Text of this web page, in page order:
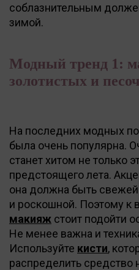
соблазнительным
зимой.
Модный тренд 1:
золотистых и
На последних модных
была очень популярна.
станет хитом не только
предстоящего лета.
она должна быть свежей
и роскошной. Поэтому к
макияж стоит подойти
Не менее важна и
Используйте кисти,
распределить средство